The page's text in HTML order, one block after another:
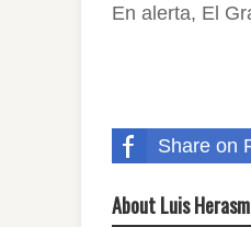
En alerta, El
Share on
About Luis